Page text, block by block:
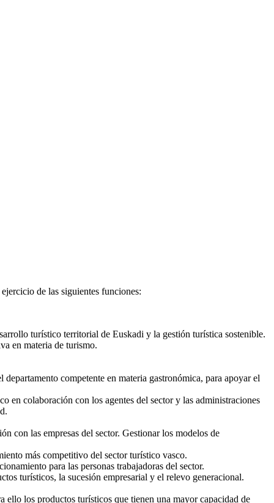
de las siguientes funciones:
turístico territorial de Euskadi y la gestión turística sostenible.
en materia de turismo.
competente en materia gastronómica, para apoyar el
en colaboración con los agentes del sector y las administraciones
con las empresas del sector. Gestionar los modelos de
más competitivo del sector turístico vasco.
para las personas trabajadoras del sector.
turísticos, la sucesión empresarial y el relevo generacional.
los productos turísticos que tienen una mayor capacidad de